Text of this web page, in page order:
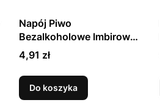
Napój Piwo
Bezalkoholowe Imbirowe
z Jamajki Ginger Beer
330ml OLD JAMAICA
Cena
4,91 zł
Do koszyka